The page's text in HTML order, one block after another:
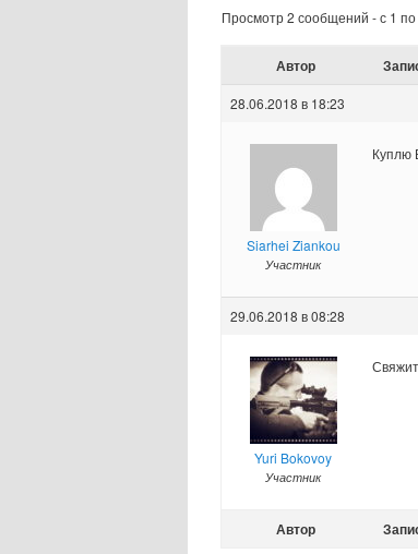
Просмотр 2 сообщений - с 1 по
Автор
28.06.2018 в 18:23
Siarhei Ziankou
Участник
Куплю
29.06.2018 в 08:28
Yuri Bokovoy
Участник
Автор